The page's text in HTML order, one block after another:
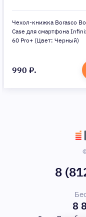
Чехол-книжка Borasco
Case для смартфона
60 Pro+ (Цвет: Черный)
990 ₽.
8
8